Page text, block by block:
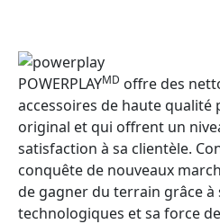
POWERPLAYMD offre des
accessoires de haute
original et qui offrent un
satisfaction à sa clientèle.
conquête de nouveaux
de gagner du terrain grâce à
technologiques et sa force